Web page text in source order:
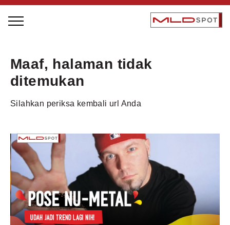
LOCAL GREATNESS
INSPIRING PRODUCTS
INSPIRING COMMUNITIES
TRENDING
EVENTS
MLDPODCAST
VIDEOS
Maaf, halaman tidak
ditemukan
Silahkan periksa kembali url Anda